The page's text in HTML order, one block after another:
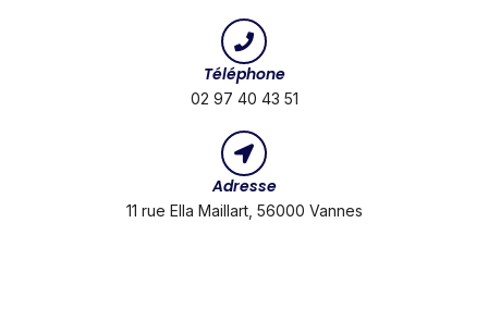
Téléphone
02 97 40 43 51
Adresse
11 rue Ella Maillart, 56000 Vannes